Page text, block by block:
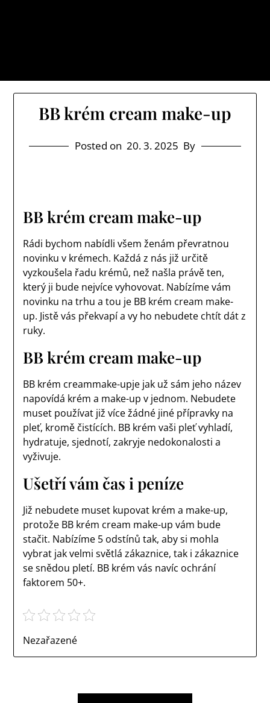
BB krém cream make-up
Posted on 20. 3. 2025 By
BB krém cream make-up
Rádi bychom nabídli všem ženám převratnou
novinku v krémech. Každá z nás již určitě
vyzkoušela řadu krémů, než našla právě ten,
který ji bude nejvíce vyhovovat. Nabízíme vám
novinku na trhu a tou je BB krém cream make-
up. Jistě vás překvapí a vy ho nebudete chtít dát z
ruky.
BB krém cream make-up
BB krém creammake-upje jak už sám jeho název
napovídá krém a make-up v jednom. Nebudete
muset používat již více žádné jiné přípravky na
pleť, kromě čistících. BB krém vaši pleť vyhladí,
hydratuje, sjednotí, zakryje nedokonalosti a
vyživuje.
Ušetří vám čas i peníze
Již nebudete muset kupovat krém a make-up,
protože BB krém cream make-up vám bude
stačit. Nabízíme 5 odstínů tak, aby si mohla
vybrat jak velmi světlá zákaznice, tak i zákaznice
se snědou pletí. BB krém vás navíc ochrání
faktorem 50+.
Nezařazené